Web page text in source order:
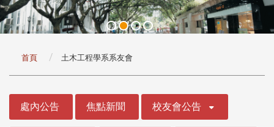
首頁 土木工程學系系友會
處內公告 焦點新聞 校友會公告